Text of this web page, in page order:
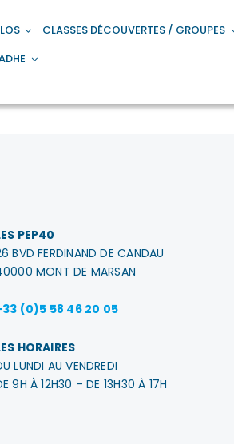
CLASSES DÉCOUVERTES / GROUPES
PEP40
BVD FERDINAND DE CANDAU
MONT DE MARSAN
(0)5 58 46 20 05
HORAIRES
LUNDI AU VENDREDI
9H À 12H30 – DE 13H30 À 17H